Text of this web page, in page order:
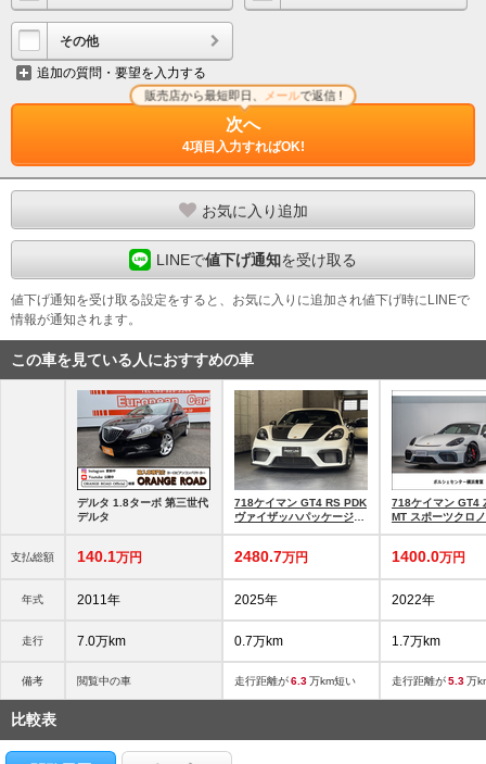
その他
追加の質問・要望を入力する
次へ
4項目入力すればOK!
販売店から最短即日、メールで返信 !
お気に入り追加
LINEで値下げ通知を受け取る
値下げ通知を受け取る設定をすると、お気に入りに追加され値下げ時にLINEで
情報が通知されます。
この車を見ている人におすすめの車
支払総額
年式
走行
備考
デルタ 1.8ターボ 第三世代
デルタ
140.1万円
2011年
7.0万km
閲覧中の車
718ケイマン GT4 RS PDK
ヴァイザッハパッケージ
2480.7万円
2025年
0.7万km
走行距離が6.3万km短い
718ケイマン GT4
MT スポーツクロ
1400.0万円
2022年
1.7万km
走行距離が5.3万
比較表